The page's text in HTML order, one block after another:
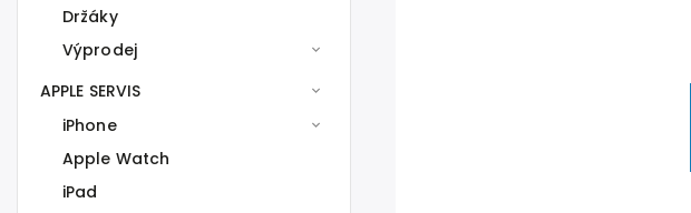
Držáky
Výprodej
APPLE SERVIS
iPhone
Apple Watch
iPad